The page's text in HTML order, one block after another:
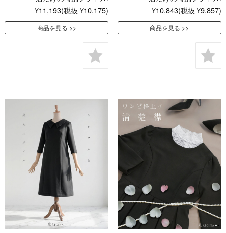
¥11,193(税抜 ¥10,175)
商品を見る
¥10,843(税抜 ¥9,857)
商品を見る